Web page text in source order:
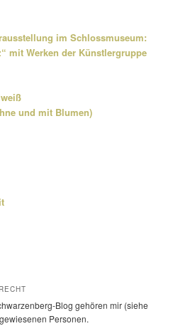
im Schlossmuseum:
mit Werken der Künstlergruppe
und mit Blumen)
Blog gehören mir (siehe
Personen.